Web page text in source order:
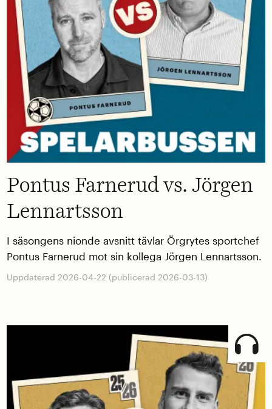
Pontus Farnerud vs. Jörgen
Lennartsson
I säsongens nionde avsnitt tävlar Örgrytes sportchef
Pontus Farnerud mot sin kollega Jörgen Lennartsson.
Uppdaterad 2026-04-22 (publicerad 2026-03-13)